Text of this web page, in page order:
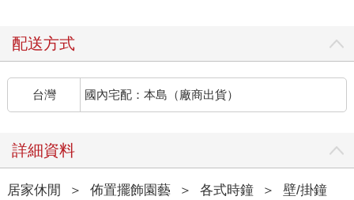
配送方式
台灣 國內宅配：本島（廠商出貨）
詳細資料
居家休閒 ＞ 佈置擺飾園藝 ＞ 各式時鐘 ＞ 壁/掛鐘